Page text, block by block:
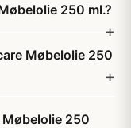
250 ml.?
Møbelolie 250
250